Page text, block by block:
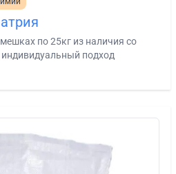
по 25кг из наличия со
подход